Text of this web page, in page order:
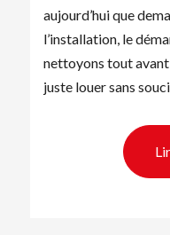
aujourd’hui que
l’installation, le
nettoyons tout
juste louer sans